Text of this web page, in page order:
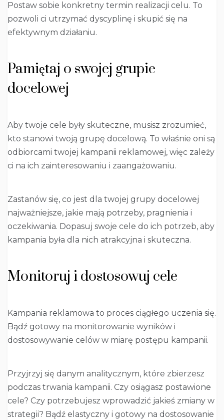
Postaw sobie konkretny termin realizacji celu. To
pozwoli ci utrzymać dyscyplinę i skupić się na
efektywnym działaniu.
Pamiętaj o swojej grupie
docelowej
Aby twoje cele były skuteczne, musisz zrozumieć,
kto stanowi twoją grupę docelową. To właśnie oni są
odbiorcami twojej kampanii reklamowej, więc zależy
ci na ich zainteresowaniu i zaangażowaniu.
Zastanów się, co jest dla twojej grupy docelowej
najważniejsze, jakie mają potrzeby, pragnienia i
oczekiwania. Dopasuj swoje cele do ich potrzeb, aby
kampania była dla nich atrakcyjna i skuteczna.
Monitoruj i dostosowuj cele
Kampania reklamowa to proces ciągłego uczenia się.
Bądź gotowy na monitorowanie wyników i
dostosowywanie celów w miarę postępu kampanii.
Przyjrzyj się danym analitycznym, które zbierzesz
podczas trwania kampanii. Czy osiągasz postawione
cele? Czy potrzebujesz wprowadzić jakieś zmiany w
strategii? Bądź elastyczny i gotowy na dostosowanie